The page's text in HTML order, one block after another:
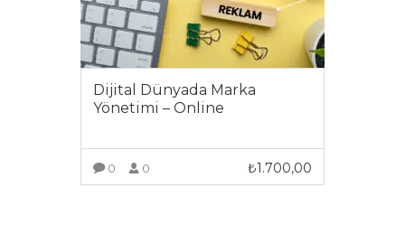
Dijital Dünyada Marka
Yönetimi – Online
0 0 ₺1.700,00